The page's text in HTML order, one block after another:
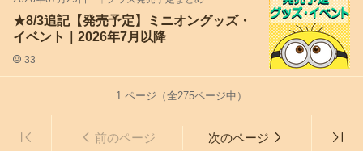
★8/3追記【発売予定】ミニオングッズ・
イベント｜2026年7月以降
33
1 ページ（全275ページ中）
前のページ 次のページ